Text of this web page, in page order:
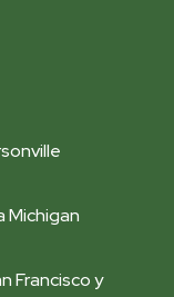
Michigan
Francisco y